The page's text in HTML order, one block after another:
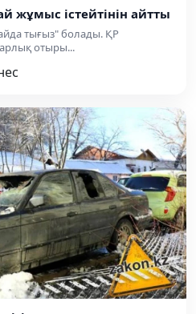
жұмыс істейтінін айтты
тығыз" болады. ҚР
отыры...